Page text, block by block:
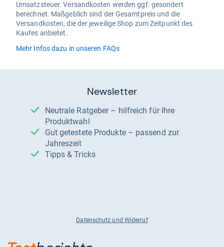
Umsatzsteuer. Versandkosten werden ggf. gesondert
berechnet. Maßgeblich sind der Gesamtpreis und die
Versandkosten, die der jeweilige Shop zum Zeitpunkt des
Kaufes anbietet.
Mehr Infos dazu in unseren FAQs
Newsletter
Neutrale Ratgeber – hilfreich für Ihre
Produktwahl
Gut getestete Produkte – passend zur
Jahreszeit
Tipps & Tricks
Datenschutz und Widerruf